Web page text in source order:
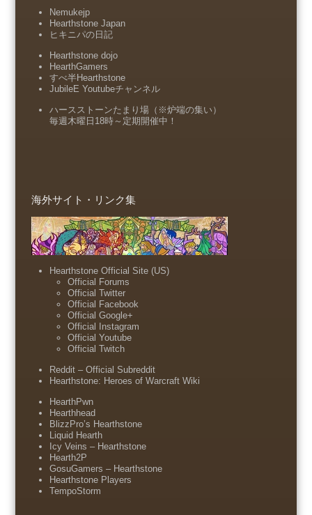
Nemukejp
Hearthstone Japan
ヒキニパの日記
Hearthstone dojo
HearthGamers
すべ半Hearthstone
JubileE Youtubeチャンネル
ハースストーンたまり場（※炉端の集い）
毎週木曜日18時～定期開催中！
海外サイト・リンク集
Hearthstone Official Site (US)
Official Forums
Official Twitter
Official Facebook
Official Google+
Official Instagram
Official Youtube
Official Twitch
Reddit – Official Subreddit
Hearthstone: Heroes of Warcraft Wiki
HearthPwn
Hearthhead
BlizzPro’s Hearthstone
Liquid Hearth
Icy Veins – Hearthstone
Hearth2P
GosuGamers – Hearthstone
Hearthstone Players
TempoStorm